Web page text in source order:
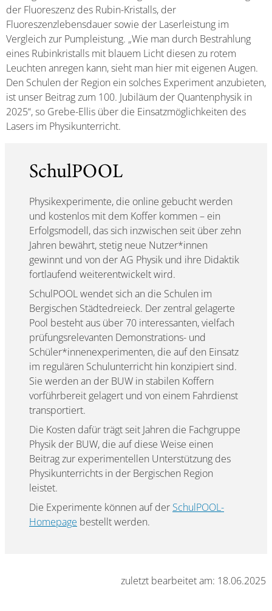
der Fluoreszenz des Rubin-Kristalls, der
Fluoreszenzlebensdauer sowie der Laserleistung im
Vergleich zur Pumpleistung. „Wie man durch Bestrahlung
eines Rubinkristalls mit blauem Licht diesen zu rotem
Leuchten anregen kann, sieht man hier mit eigenen Augen.
Den Schulen der Region ein solches Experiment anzubieten,
ist unser Beitrag zum 100. Jubiläum der Quantenphysik in
2025“, so Grebe-Ellis über die Einsatzmöglichkeiten des
Lasers im Physikunterricht.
SchulPOOL
Physikexperimente, die online gebucht werden
und kostenlos mit dem Koffer kommen – ein
Erfolgsmodell, das sich inzwischen seit über zehn
Jahren bewährt, stetig neue Nutzer*innen
gewinnt und von der AG Physik und ihre Didaktik
fortlaufend weiterentwickelt wird.
SchulPOOL wendet sich an die Schulen im
Bergischen Städtedreieck. Der zentral gelagerte
Pool besteht aus über 70 interessanten, vielfach
prüfungsrelevanten Demonstrations- und
Schüler*innenexperimenten, die auf den Einsatz
im regulären Schulunterricht hin konzipiert sind.
Sie werden an der BUW in stabilen Koffern
vorführbereit gelagert und von einem Fahrdienst
transportiert.
Die Kosten dafür trägt seit Jahren die Fachgruppe
Physik der BUW, die auf diese Weise einen
Beitrag zur experimentellen Unterstützung des
Physikunterrichts in der Bergischen Region
leistet.
Die Experimente können auf der SchulPOOL-
Homepage bestellt werden.
zuletzt bearbeitet am: 18.06.2025